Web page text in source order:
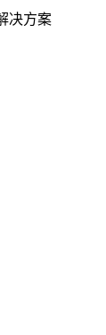
决方案